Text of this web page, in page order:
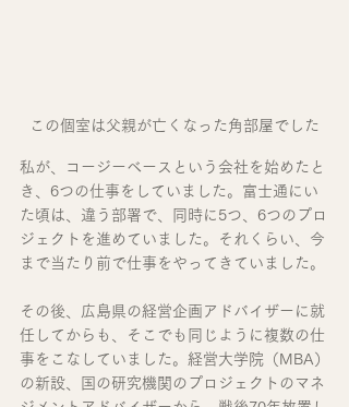
この個室は父親が亡くなった角部屋でした
私が、コージーベースという会社を始めたと
き、6つの仕事をしていました。富士通にい
た頃は、違う部署で、同時に5つ、6つのプロ
ジェクトを進めていました。それくらい、今
まで当たり前で仕事をやってきていました。
その後、広島県の経営企画アドバイザーに就
任してからも、そこでも同じように複数の仕
事をこなしていました。経営大学院（MBA）
の新設、国の研究機関のプロジェクトのマネ